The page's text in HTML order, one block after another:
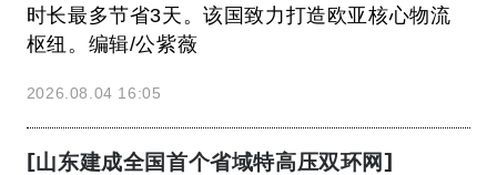
时长最多节省3天。该国致力打造欧亚核心物流
枢纽。编辑/公紫薇
2026.08.04 16:05
[山东建成全国首个省域特高压双环网]